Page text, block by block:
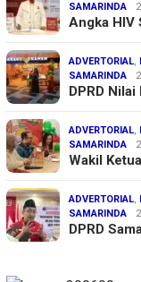
SAMARINDA
Angka HIV
ADVERTORIAL,
SAMARINDA
DPRD
ADVERTORIAL,
SAMARINDA
Wakil
ADVERTORIAL,
SAMARINDA
DPRD